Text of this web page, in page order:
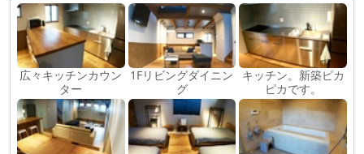
広々キッチンカウン
ター
1Fリビングダイニン
グ
キッチン。新築ピカ
ピカです。